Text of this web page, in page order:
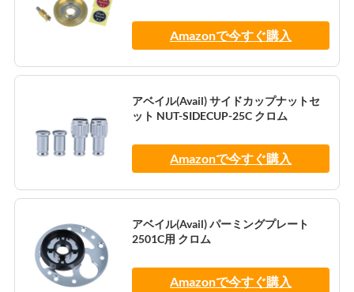
Amazonで今すぐ購入
アベイル(Avail) サイドカップナットセ
ット NUT-SIDECUP-25C クロム
Amazonで今すぐ購入
アベイル(Avail) パーミングプレート
2501C用 クロム
Amazonで今すぐ購入